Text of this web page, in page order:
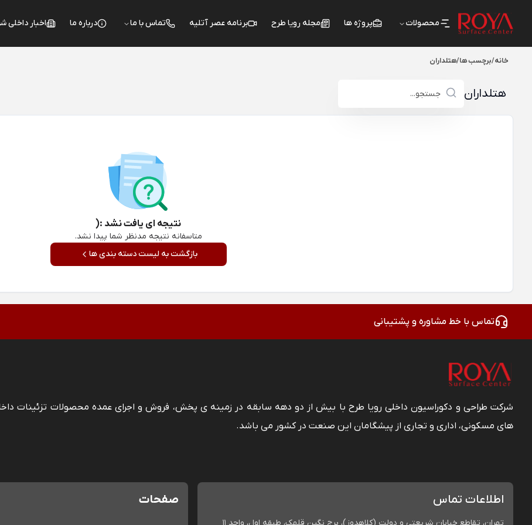
محصولات پروژه ها مجله رویا طرح برنامه عصر آتلیه تماس با ما درباره ما اخبار داخلی
خانه/برچسب ها/هتلداران
هتلداران
نتیجه ای یافت نشد :(
متاسفانه نتیجه مدنظر شما پیدا نشد.
بازگشت به لیست دسته بندی ها
تماس با خط مشاوره و پشتیبانی
شرکت طراحی و دکوراسیون داخلی رویا طرح با بیش از دو دهه سابقه در زمینه ی پخش، فروش و اجرای عمده محصولات تزئینات
های مسکونی، اداری و تجاری از پیشگامان این صنعت در کشور می باشد.
اطلاعات تماس صفحات